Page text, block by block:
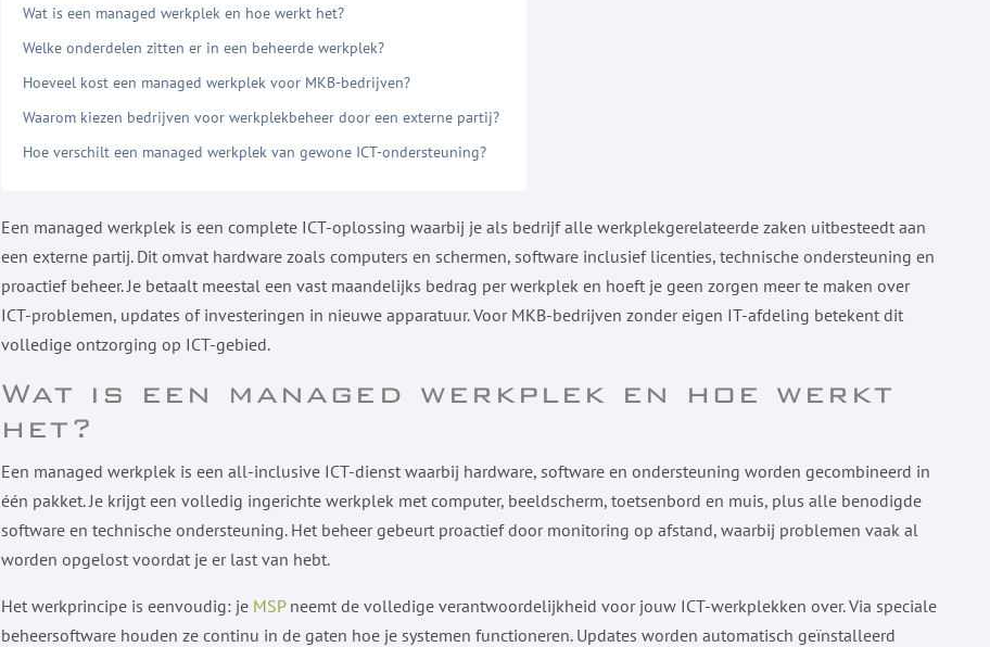
Wat is een managed werkplek en hoe werkt het?
Welke onderdelen zitten er in een beheerde werkplek?
Hoeveel kost een managed werkplek voor MKB-bedrijven?
Waarom kiezen bedrijven voor werkplekbeheer door een externe partij?
Hoe verschilt een managed werkplek van gewone ICT-ondersteuning?
Een managed werkplek is een complete ICT-oplossing waarbij je als bedrijf alle werkplekgerelateerde zaken uitbesteedt aan
een externe partij. Dit omvat hardware zoals computers en schermen, software inclusief licenties, technische ondersteuning en
proactief beheer. Je betaalt meestal een vast maandelijks bedrag per werkplek en hoeft je geen zorgen meer te maken over
ICT-problemen, updates of investeringen in nieuwe apparatuur. Voor MKB-bedrijven zonder eigen IT-afdeling betekent dit
volledige ontzorging op ICT-gebied.
Wat is een managed werkplek en hoe werkt
het?
Een managed werkplek is een all-inclusive ICT-dienst waarbij hardware, software en ondersteuning worden gecombineerd in
één pakket. Je krijgt een volledig ingerichte werkplek met computer, beeldscherm, toetsenbord en muis, plus alle benodigde
software en technische ondersteuning. Het beheer gebeurt proactief door monitoring op afstand, waarbij problemen vaak al
worden opgelost voordat je er last van hebt.
Het werkprincipe is eenvoudig: je MSPneemt de volledige verantwoordelijkheid voor jouw ICT-werkplekken over. Via speciale
beheersoftware houden ze continu in de gaten hoe je systemen functioneren. Updates worden automatisch geïnstalleerd